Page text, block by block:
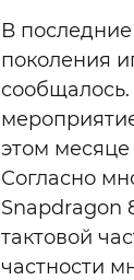
В
поколения
этом
Согласно
Snapdragon
тактовой
частности